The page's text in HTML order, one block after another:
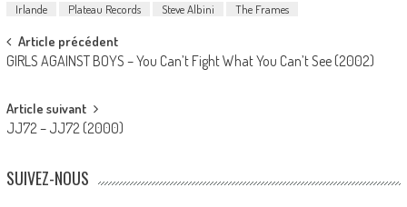
Irlande
Plateau Records Steve Albini The Frames
Post
navigation
Article précédent
GIRLS AGAINST BOYS – You Can’t Fight What You Can’t See (2002)
Article suivant
JJ72 – JJ72 (2000)
SUIVEZ-NOUS